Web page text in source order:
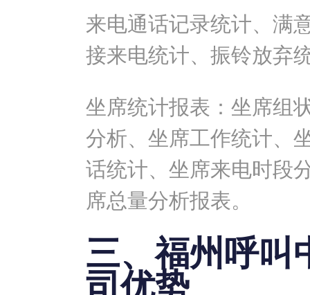
来电通话记录统计、满
接来电统计、振铃放弃
坐席统计报表：坐席组
分析、坐席工作统计、
话统计、坐席来电时段
席总量分析报表。
三、福州呼叫
司优势